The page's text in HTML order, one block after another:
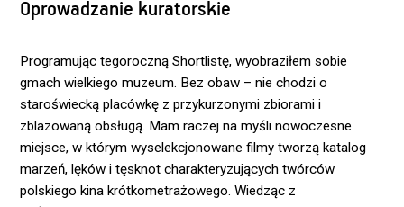
Oprowadzanie kuratorskie
Programując tegoroczną Shortlistę, wyobraziłem sobie
gmach wielkiego muzeum. Bez obaw – nie chodzi o
staroświecką placówkę z przykurzonymi zbiorami i
zblazowaną obsługą. Mam raczej na myśli nowoczesne
miejsce, w którym wyselekcjonowane filmy tworzą katalog
marzeń, lęków i tęsknot charakteryzujących twórców
polskiego kina krótkometrażowego. Wiedząc z